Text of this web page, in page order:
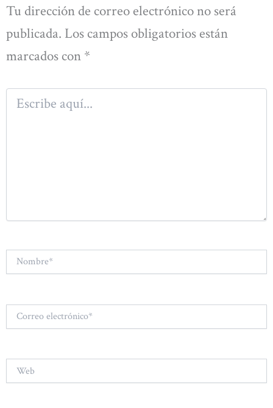
Tu dirección de correo electrónico no será
publicada. Los campos obligatorios están
marcados con *
aquí...
Nombre*
electrónico*